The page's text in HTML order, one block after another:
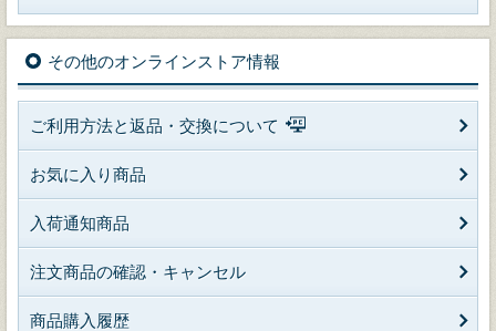
その他のオンラインストア情報
ご利用方法と返品・交換について
お気に入り商品
入荷通知商品
注文商品の確認・キャンセル
商品購入履歴